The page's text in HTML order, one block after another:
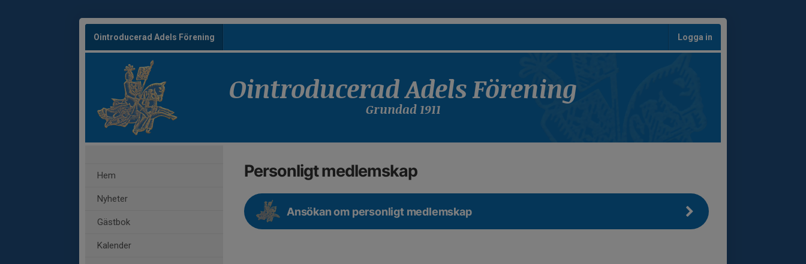
Ointroducerad Adels Förening Logga in
Ointroducerad Adels Förening
Grundad 1911
Hem
Nyheter
Gästbok
Kalender
Personligt medlemskap
Ansökan om personligt medlemskap